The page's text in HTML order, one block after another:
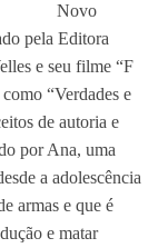
Novo
pela Editora
e seu filme “F
“Verdades e
de autoria e
por Ana, uma
a adolescência
armas e que é
e matar